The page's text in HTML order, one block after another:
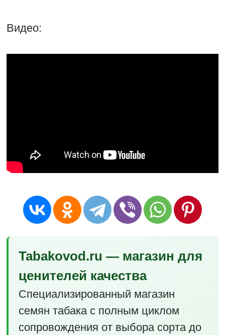
Видео:
Tabakovod.ru — магазин для
ценителей качества
Специализированный магазин
семян табака с полным циклом
сопровождения от выбора сорта до